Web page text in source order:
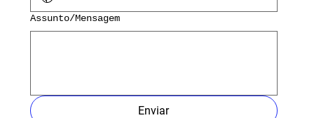
Assunto/Mensagem
Enviar